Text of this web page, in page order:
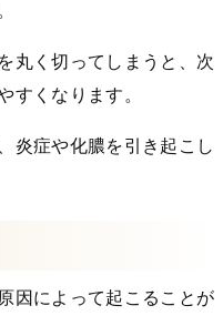
丸く切ってしまうと、次
すくなります。
炎症や化膿を引き起こし
因によって起こることが